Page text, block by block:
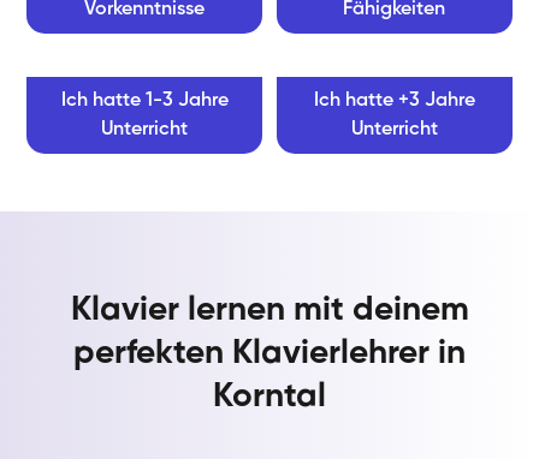
Vorkenntnisse
Fähigkeiten
Ich hatte 1-3 Jahre
Unterricht
Ich hatte +3 Jahre
Unterricht
Klavier lernen mit deinem
perfekten Klavierlehrer in
Korntal